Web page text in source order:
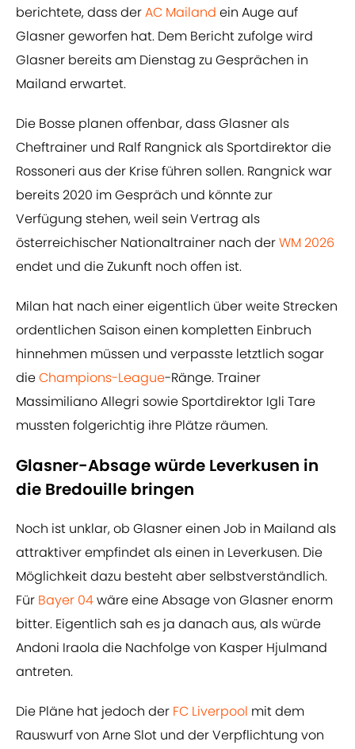
berichtete, dass derAC Mailand ein Auge auf
Glasner geworfen hat. Dem Bericht zufolge wird
Glasner bereits am Dienstag zu Gesprächen in
Mailand erwartet.
Die Bosse planen offenbar, dass Glasner als
Cheftrainer und Ralf Rangnick als Sportdirektor die
Rossoneri aus der Krise führen sollen. Rangnick war
bereits 2020 im Gespräch und könnte zur
Verfügung stehen, weil sein Vertrag als
österreichischer Nationaltrainer nach derWM 2026
endet und die Zukunft noch offen ist.
Milan hat nach einer eigentlich über weite Strecken
ordentlichen Saison einen kompletten Einbruch
hinnehmen müssen und verpasste letztlich sogar
dieChampions-League-Ränge. Trainer
Massimiliano Allegri sowie Sportdirektor Igli Tare
mussten folgerichtig ihre Plätze räumen.
Glasner-Absage würde Leverkusen in
die Bredouille bringen
Noch ist unklar, ob Glasner einen Job in Mailand als
attraktiver empfindet als einen in Leverkusen. Die
Möglichkeit dazu besteht aber selbstverständlich.
Für Bayer 04wäre eine Absage von Glasner enorm
bitter. Eigentlich sah es ja danach aus, als würde
Andoni Iraola die Nachfolge von Kasper Hjulmand
antreten.
Die Pläne hat jedoch der FC Liverpool mit dem
Rauswurf von Arne Slot und der Verpflichtung von